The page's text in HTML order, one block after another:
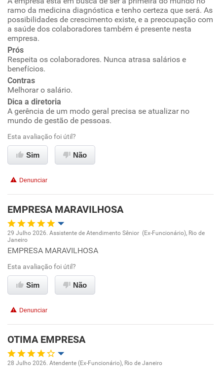
Benefícios
Não recomenda a diretoria
Ambiente de trabalho
Conciliação com a vida familiar
Recomenda esta empresa
Recomenda a diretoria
ramo da medicina diagnóstica e tenho certeza que será. As
possibilidades de crescimento existe, e a preocupação com
a saúde dos colaboradores também é presente nesta
empresa.
Prós
Respeita os colaboradores. Nunca atrasa salários e
benefícios.
Contras
Melhorar o salário.
Dica a diretoria
A gerência de um modo geral precisa se atualizar no
mundo de gestão de pessoas.
Esta avaliação foi útil?
Sim Não
Denunciar
EMPRESA MARAVILHOSA
Oportunidade de promoção
Ambiente de trabalho
Conciliação com a vida familiar
Recomenda esta empresa
Recomenda a diretoria
29 Julho 2026. Assistente de Atendimento Sênior (Ex-Funcionário), Rio de
Janeiro
EMPRESA MARAVILHOSA
Esta avaliação foi útil?
Sim Não
Denunciar
OTIMA EMPRESA
28 Julho 2026. Atendente (Ex-Funcionário), Rio de Janeiro